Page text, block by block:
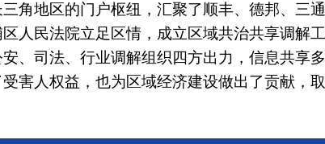
角地区的门户枢纽，汇聚了顺丰、德邦、三
人民法院立足区情，成立区域共治共享调解
、司法、行业调解组织四方出力，信息共享
害人权益，也为区域经济建设做出了贡献，